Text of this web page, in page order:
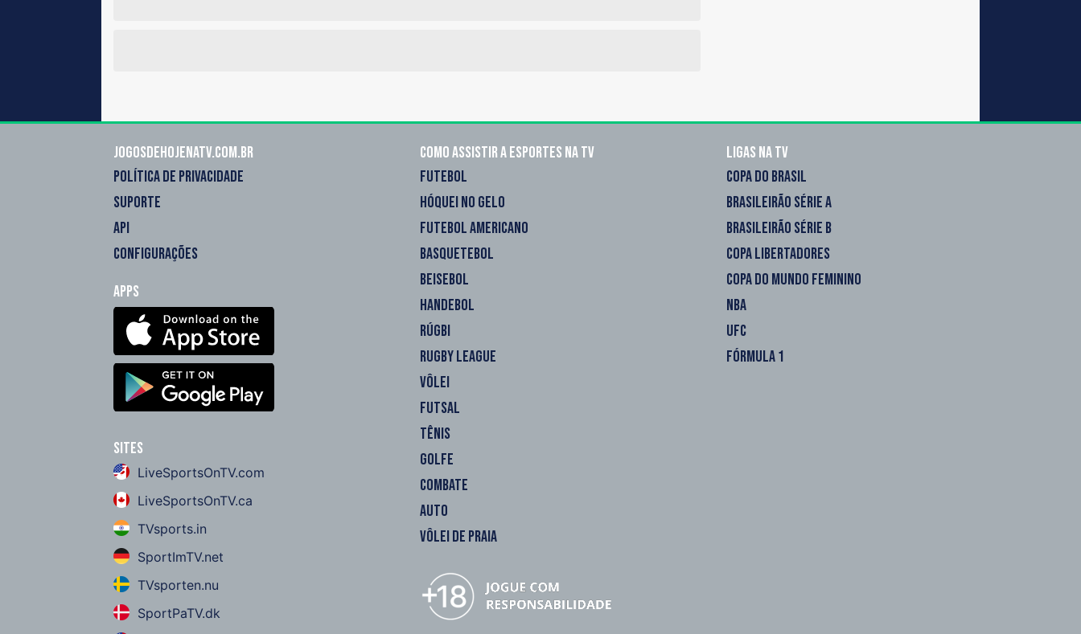
Jogosdehojenatv.com.br
POLÍTICA DE PRIVACIDADE
SUPORTE
API
CONFIGURAÇÕES
Apps
Sites
LiveSportsOnTV.com
LiveSportsOnTV.ca
TVsports.in
SportImTV.net
TVsporten.nu
SportPaTV.dk
Como assistir a esportes na TV
FUTEBOL
HÓQUEI NO GELO
FUTEBOL AMERICANO
BASQUETEBOL
BEISEBOL
HANDEBOL
RÚGBI
RUGBY LEAGUE
VÔLEI
FUTSAL
TÊNIS
GOLFE
COMBATE
AUTO
VÔLEI DE PRAIA
Ligas na TV
COPA DO BRASIL
BRASILEIRÃO SÉRIE A
BRASILEIRÃO SÉRIE B
COPA LIBERTADORES
COPA DO MUNDO FEMININO
NBA
UFC
FÓRMULA 1